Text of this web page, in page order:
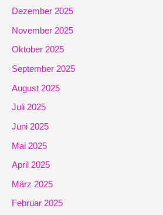
Dezember 2025
November 2025
Oktober 2025
September 2025
August 2025
Juli 2025
Juni 2025
Mai 2025
April 2025
März 2025
Februar 2025